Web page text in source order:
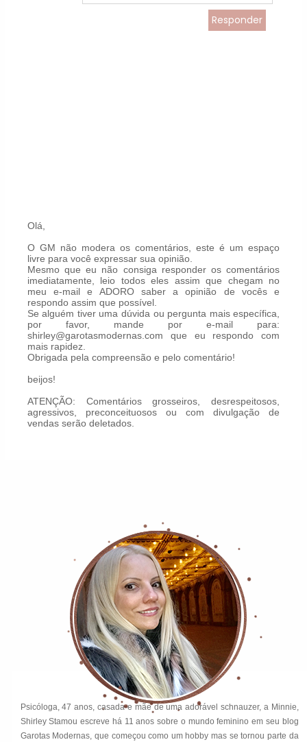
Responder
Olá,
O GM não modera os comentários, este é um espaço
livre para você expressar sua opinião.
Mesmo que eu não consiga responder os comentários
imediatamente, leio todos eles assim que chegam no
meu e-mail e ADORO saber a opinião de vocês e
respondo assim que possível.
Se alguém tiver uma dúvida ou pergunta mais específica,
por favor, mande por e-mail para:
shirley@garotasmodernas.com que eu respondo com
mais rapidez.
Obrigada pela compreensão e pelo comentário!
beijos!
ATENÇÃO: Comentários grosseiros, desrespeitosos,
agressivos, preconceituosos ou com divulgação de
vendas serão deletados.
Psicóloga, 47 anos, casada e mãe de uma adorável schnauzer, a Minnie,
Shirley Stamou escreve há 11 anos sobre o mundo feminino em seu blog
Garotas Modernas, que começou como um hobby mas se tornou parte da